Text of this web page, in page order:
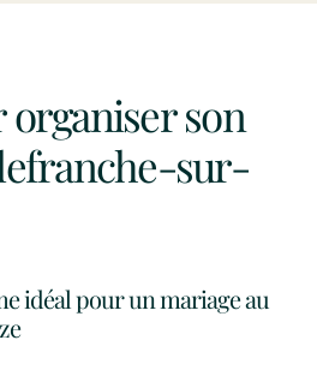
son
sur-
idéal pour un mariage au